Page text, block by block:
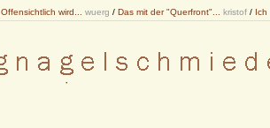
Offensichtlich wird... wuerg / Das mit der "Querfront"... kristof / Ich